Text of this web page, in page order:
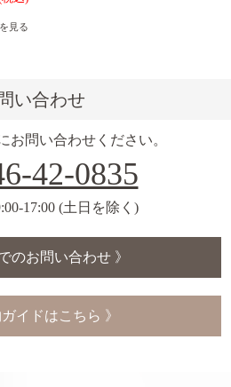
見る
い合わせ
お問い合わせください。
42-0835
17:00 (土日を除く)
のお問い合わせ 》
イドはこちら 》